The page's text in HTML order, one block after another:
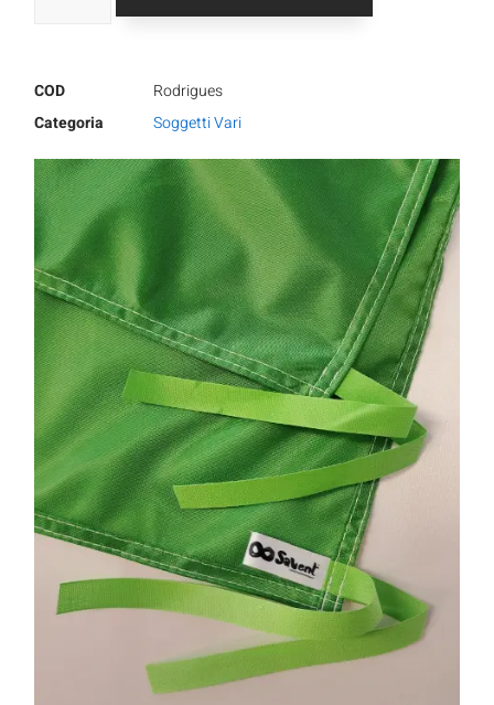
COD
Rodrigues
Categoria
Soggetti Vari